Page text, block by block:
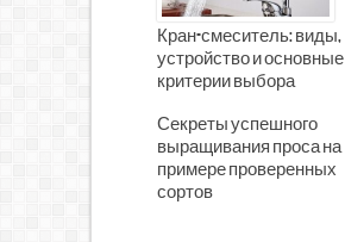
Кран-смеситель: виды,
устройство и основные
критерии выбора
Секреты успешного
выращивания проса на
примере проверенных
сортов